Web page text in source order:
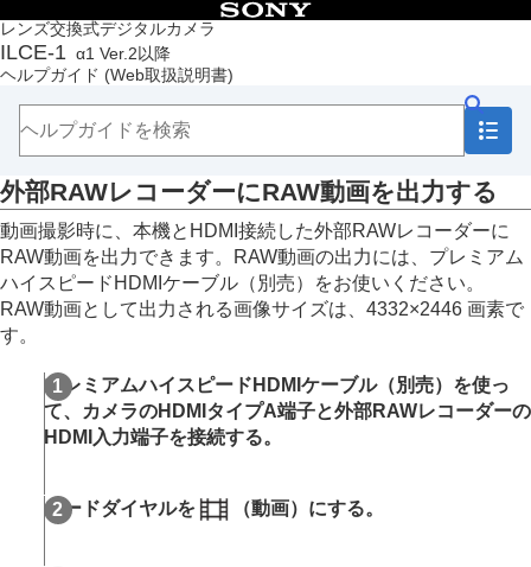
レンズ交換式デジタルカメラ
ILCE-1 α1 Ver.2以降
ヘルプガイド (Web取扱説明書)
目次
トップページ
ヘルプガイドの使いかた
本体と付属品を確認する
本機の基本操作
準備/基本的な撮影
MENU一覧から機能を探す
撮影機能を活用する
この章の目次
撮影モードを選ぶ
フォーカス機能を使う
露出/測光を調整する
ISO感度を選ぶ
ドライブモードを使う（連写/セルフタイマー）
外部RAWレコーダーにRAW動画を出力する
動画撮影時に、本機とHDMI接続した外部RAWレコーダーに
RAW動画を出力できます。RAW動画の出⼒には、プレミアム
ハイスピードHDMIケーブル（別売）をお使いください。
RAW動画として出力される画像サイズは、4332×2446 画素で
す。
プレミアムハイスピードHDMIケーブル（別売）を使っ
て、カメラのHDMIタイプA端⼦と外部RAWレコーダーの
HDMI⼊⼒端⼦を接続する。
モードダイヤルを （動画）にする。